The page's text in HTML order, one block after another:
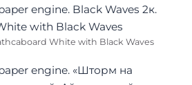
White with Black Waves